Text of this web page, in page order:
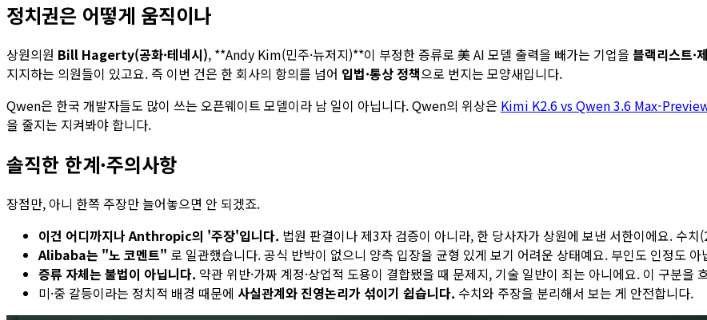
정치권은 어떻게 움직이나
상원의원 Bill Hagerty(공화·테네시), **Andy Kim(민주·뉴저지)**이 부정한 증류로 美 AI 모델 출력을 빼가는 기업을 블랙리스트·
지지하는 의원들이 있고요. 즉 이번 건은 한 회사의 항의를 넘어 입법·통상 정책으로 번지는 모양새입니다.
Qwen은 한국 개발자들도 많이 쓰는 오픈웨이트 모델이라 남 일이 아닙니다. Qwen의 위상은 Kimi K2.6 vs Qwen 3.6 Max-
을 줄지는 지켜봐야 합니다.
솔직한 한계·주의사항
장점만, 아니 한쪽 주장만 늘어놓으면 안 되겠죠.
이건 어디까지나 Anthropic의 '주장'입니다. 법원 판결이나 제3자 검증이 아니라, 한 당사자가 상원에 보낸 서한이에요. 수
Alibaba는 "노 코멘트" 로 일관했습니다. 공식 반박이 없으니 양측 입장을 균형 있게 보기 어려운 상태예요. 부인도 인정도 아
증류 자체는 불법이 아닙니다. 약관 위반·가짜 계정·상업적 도용이 결합됐을 때 문제지, 기술 일반이 죄는 아니에요. 이 구분을
미·중 갈등이라는 정치적 배경 때문에 사실관계와 진영논리가 섞이기 쉽습니다. 수치와 주장을 분리해서 보는 게 안전합니다.